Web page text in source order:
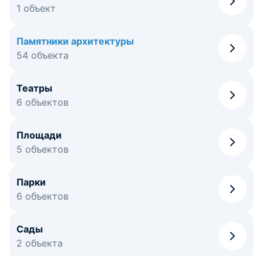
1 объект
Памятники архитектуры
54 объекта
Театры
6 объектов
Площади
5 объектов
Парки
6 объектов
Сады
2 объекта